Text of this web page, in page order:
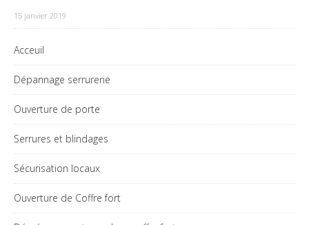
15 janvier 2019
Acceuil
Dépannage serrurerie
Ouverture de porte
Serrures et blindages
Sécurisation locaux
Ouverture de Coffre fort